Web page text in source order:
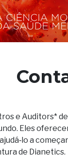
e Auditors*
Eles
a
de Dianetics.